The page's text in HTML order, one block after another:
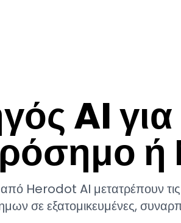
AI
ή
Herodot AI μετατρέπουν τις
σε εξατομικευμένες,